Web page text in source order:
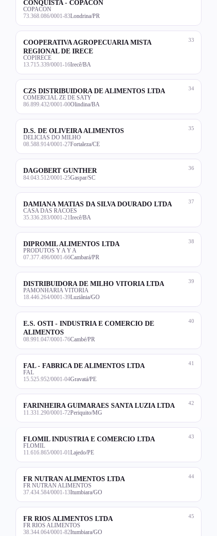
CONQUISTA - COPACON
COPACON
73.368.086/0001-83Londrina/PR
33
COOPERATIVA AGROPECUARIA MISTA
REGIONAL DE IRECE
COPIRECE
13.715.339/0001-16Irecê/BA
34
CZS DISTRIBUIDORA DE ALIMENTOS LTDA
COMERCIAL ZE DE SATY
86.899.432/0001-00Olindina/BA
35
D.S. DE OLIVEIRA ALIMENTOS
DELICIAS DO MILHO
08.588.914/0001-27Fortaleza/CE
36
DAGOBERT GUNTHER
84.043.512/0001-25Gaspar/SC
37
DAMIANA MATIAS DA SILVA DOURADO LTDA
CASA DAS RACOES
35.336.283/0001-21 Irecê/BA
38
DIPROMIL ALIMENTOS LTDA
PRODUTOS Y A Y A
07.377.496/0001-66Cambará/PR
39
DISTRIBUIDORA DE MILHO VITORIA LTDA
PAMONHARIA VITORIA
18.446.264/0001-39Luziânia/GO
40
E.S. OSTI - INDUSTRIA E COMERCIO DE
ALIMENTOS
08.991.047/0001-76Cambé/PR
41
FAL - FABRICA DE ALIMENTOS LTDA
FAL
15.525.952/0001-04Gravatá/PE
42
FARINHEIRA GUIMARAES SANTA LUZIA LTDA
11.331.290/0001-72Periquito/MG
43
FLOMIL INDUSTRIA E COMERCIO LTDA
FLOMIL
11.616.865/0001-01 Lajedo/PE
44
FR NUTRAN ALIMENTOS LTDA
FR NUTRAN ALIMENTOS
37.434.584/0001-13Itumbiara/GO
45
FR RIOS ALIMENTOS LTDA
FR RIOS ALIMENTOS
38.344.064/0001-82Itumbiara/GO